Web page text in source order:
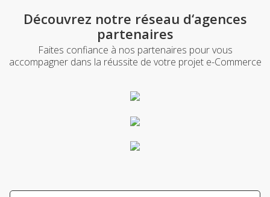
Découvrez notre réseau d‘agences
partenaires
Faites confiance à nos partenaires pour vous
accompagner dans la réussite de votre projet e-Commerce